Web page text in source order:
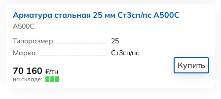
Арматура стальная 25 мм Ст3сп/пс А500С
А500С
Типоразмер
25
Марка
Ст3сп/пс
70 160 ₽/тн
на складе:
Купить